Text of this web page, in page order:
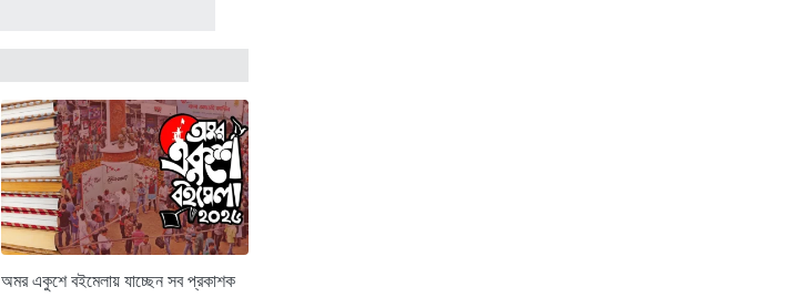
অমর একুশে বইমেলায় যাচ্ছেন সব প্রকাশক